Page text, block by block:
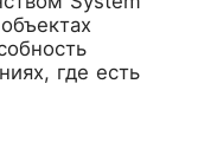
где есть